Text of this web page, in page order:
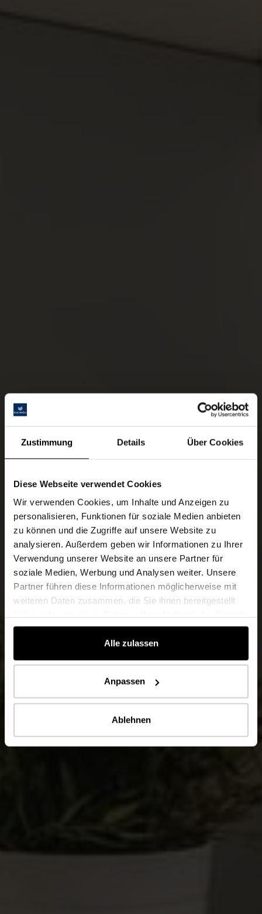
Zustimmung Details Über Cookies
Diese Webseite verwendet Cookies
Wir verwenden Cookies, um Inhalte und Anzeigen zu
personalisieren, Funktionen für soziale Medien anbieten
zu können und die Zugriffe auf unsere Website zu
analysieren. Außerdem geben wir Informationen zu Ihrer
Verwendung unserer Website an unsere Partner für
soziale Medien, Werbung und Analysen weiter. Unsere
Partner führen diese Informationen möglicherweise mit
weiteren Daten zusammen, die Sie ihnen bereitgestellt
gesammelt haben.
Alle zulassen
Anpassen
Ablehnen